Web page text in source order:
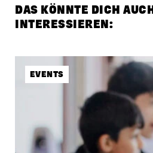
DAS KÖNNTE DICH AUCH
INTERESSIEREN:
EVENTS